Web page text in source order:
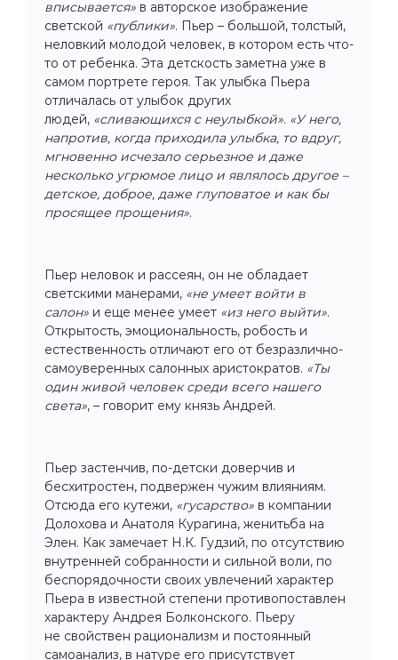
вписывается» в авторское изображение
светской «публики». Пьер – большой, толстый,
неловкий молодой человек, в котором есть что-
то от ребенка. Эта детскость заметна уже в
самом портрете героя. Так улыбка Пьера
отличалась от улыбок других
людей, «сливающихся с неулыбкой». «У него,
напротив, когда приходила улыбка, то вдруг,
мгновенно исчезало серьезное и даже
несколько угрюмое лицо и являлось другое –
детское, доброе, даже глуповатое и как бы
просящее прощения».
Пьер неловок и рассеян, он не обладает
светскими манерами, «не умеет войти в
салон» и еще менее умеет «из него выйти».
Открытость, эмоциональность, робость и
естественность отличают его от безразлично-
самоуверенных салонных аристократов. «Ты
один живой человек среди всего нашего
света», – говорит ему князь Андрей.
Пьер застенчив, по-детски доверчив и
бесхитростен, подвержен чужим влияниям.
Отсюда его кутежи, «гусарство» в компании
Долохова и Анатоля Курагина, женитьба на
Элен. Как замечает Н.К. Гудзий, по отсутствию
внутренней собранности и сильной воли, по
беспорядочности своих увлечений характер
Пьера в известной степени противопоставлен
характеру Андрея Болконского. Пьеру
не свойствен рационализм и постоянный
самоанализ, в натуре его присутствует